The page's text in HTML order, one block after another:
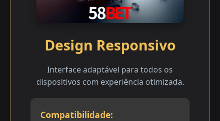
Design Responsivo
Interface adaptável para todos os
dispositivos com experiência otimizada.
Compatibilidade: